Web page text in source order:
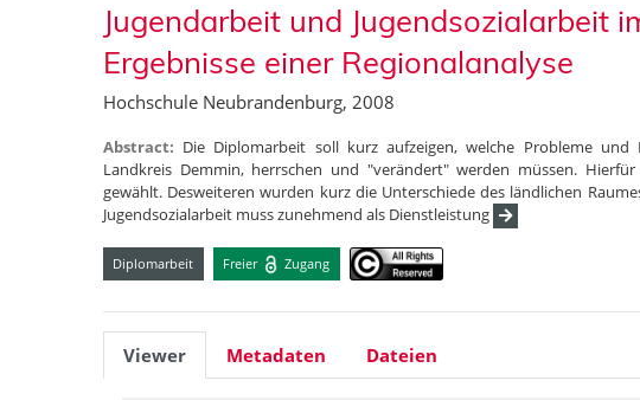
Jugendarbeit und Jugendsozialarbeit
Ergebnisse einer Regionalanalyse
Hochschule Neubrandenburg, 2008
Abstract: Die Diplomarbeit soll kurz aufzeigen, welche Probleme und
Landkreis Demmin, herrschen und "verändert" werden müssen.
gewählt. Desweiteren wurden kurz die Unterschiede des ländlichen
Jugendsozialarbeit muss zunehmend als Dienstleistung
Diplomarbeit Freier Zugang
Viewer Metadaten Dateien